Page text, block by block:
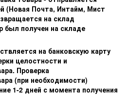
(Новая Почта, Интайм, Мист
на склад
был получен на складе
на банковскую карту
целостности и
Проверка
(при необходимости)
1-2 дней с момента получения